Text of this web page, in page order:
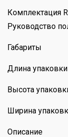
Комплектация
Руководство
Габариты
Длина
Высота
Ширина
Описание